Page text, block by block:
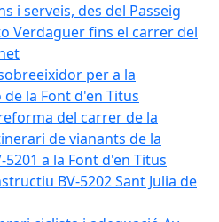
i serveis, des del Passeig
Verdaguer fins el carrer del
per a la
la Font d'en Titus
del carrer de la
de vianants de la
a la Font d'en Titus
BV-5202 Sant Julia de